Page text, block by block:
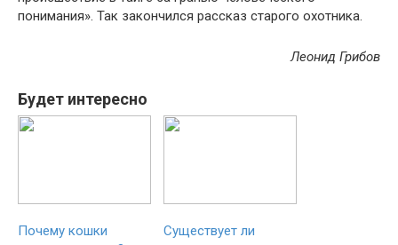
понимания». Так закончился рассказ старого охотника.
Леонид Грибов
Будет интересно
Почему кошки
Существует ли